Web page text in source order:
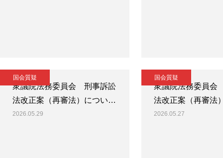
国会質疑
衆議院法務委員会 刑事訴訟
法改正案（再審法）につい…
2026.05.29
国会質疑
衆議院法務委員
法改正案（再審法
2026.05.27